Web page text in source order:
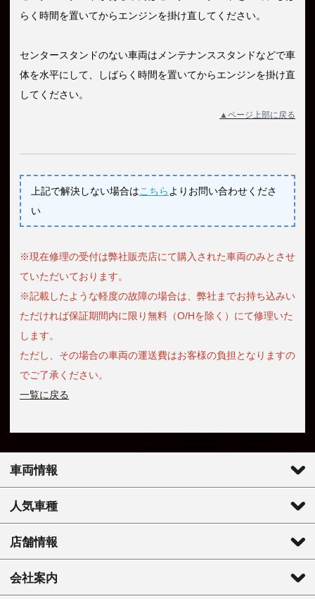
らく時間を置いてからエンジンを掛け直してください。
センタースタンドのない車両はメンテナンススタンドなどで車
体を水平にして、しばらく時間を置いてからエンジンを掛け直
してください。
▲ページ上部に戻る
上記で解決しない場合はこちらよりお問い合わせくださ
い
※現在修理の受付は弊社販売店にて購入された車両のみとさせ
ていただいております。
※記載したような軽度の故障の場合は、弊社までお持ち込みい
ただければ保証期間内に限り無料（O/Hを除く）にて修理いた
します。
ただし、その場合の車両の運送費はお客様の負担となりますの
でご了承ください。
一覧に戻る
車両情報
人気車種
店舗情報
会社案内